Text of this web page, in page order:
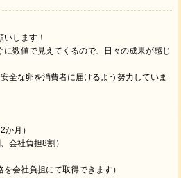
します！
数値で見えてくるので、日々の成果が感じ
な卵を消費者に届けるよう努力していま
月）
会社負担8割）
会社負担にて取得できます）